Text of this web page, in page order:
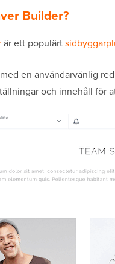
Builder?
är ett populärt
en användarvänlig
och innehåll för